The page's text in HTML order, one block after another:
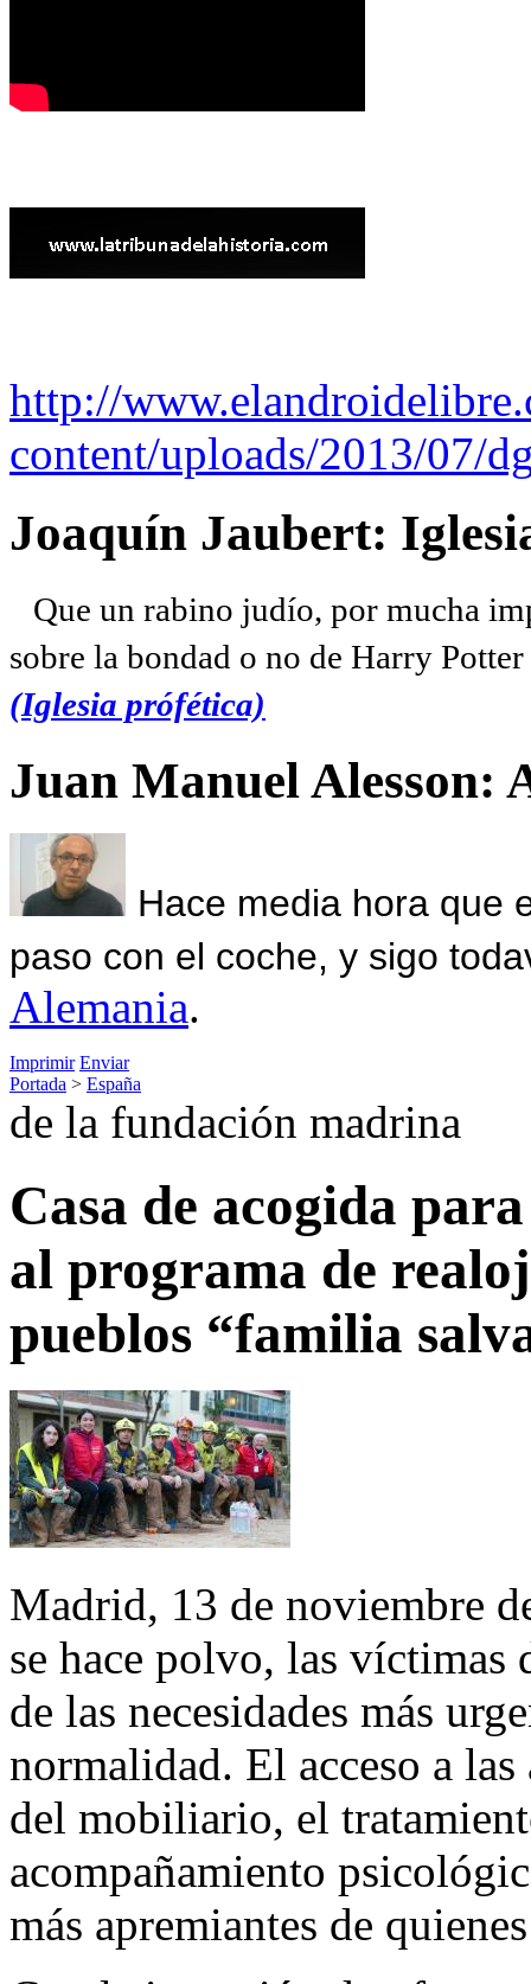
http://
content/uploads/2013/07/
Joaquín Jaubert:
Que un rabino judío, por mucha
sobre la bondad o no de Harry
(Iglesia prófética)
Juan Manuel Alesson:
Hace media hora que
paso con el coche, y sigo
Alemania.
Imprimir Enviar
Portada > España
de la fundación madrina
Casa de acogida
al programa de
pueblos “familia
Madrid, 13 de noviembre
se hace polvo, las víctimas
de las necesidades más
normalidad. El acceso a
del mobiliario, el
acompañamiento
más apremiantes de